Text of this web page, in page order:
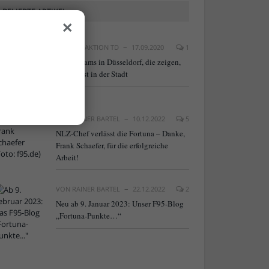
BELIEBTE ARTIKEL
REDAKTION TD 17.09.2020 1
20 Webcams in Düsseldorf, die zeigen,
was los ist in der Stadt
RAINER BARTEL 10.12.2022 5
NLZ-Chef verlässt die Fortuna – Danke,
Frank Schaefer, für die erfolgreiche
Arbeit!
VON RAINER BARTEL 22.12.2022 2
Neu ab 9. Januar 2023: Unser F95-Blog
„Fortuna-Punkte…“
×